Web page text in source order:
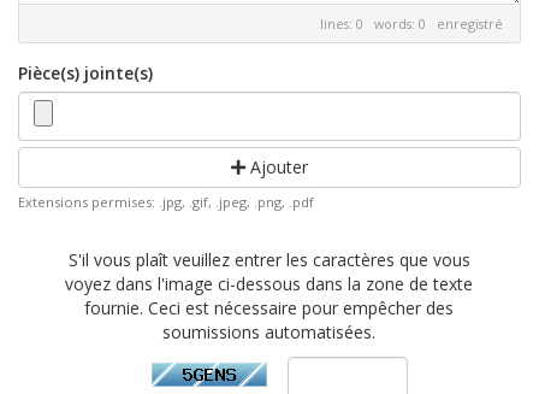
lines: 0 words: 0 enregistré
Pièce(s) jointe(s)
Ajouter
Extensions permises: .jpg, .gif, .jpeg, .png, .pdf
S'il vous plaît veuillez entrer les caractères que vous
voyez dans l'image ci-dessous dans la zone de texte
fournie. Ceci est nécessaire pour empêcher des
soumissions automatisées.